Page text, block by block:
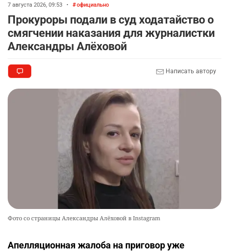
7 августа 2026, 09:53 • официально
Прокуроры подали в суд ходатайство о
смягчении наказания для журналистки
Александры Алёховой
Написать автору
Фото со страницы Александры Алёховой в Instagram
Апелляционная жалоба на приговор уже